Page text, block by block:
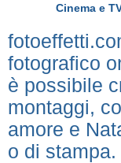
Cinema e
fotografico
è possibile
montaggi,
amore e
o di